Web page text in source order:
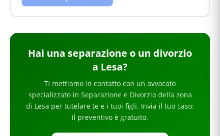
Hai una separazione o un divorzio
a Lesa?
Ti mettiamo in contatto con un avvocato
specializzato in Separazione e Divorziodella zona
di Lesa per tutelare te e i tuoi figli. Invia il tuo caso:
il preventivo è gratuito.